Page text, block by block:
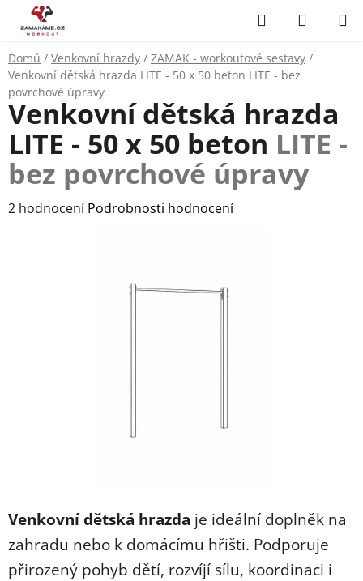
Přejít
obsah
Hledat
KOŠÍK
Domů / Venkovní hrazdy / ZAMAK - workoutové sestavy /
Venkovní dětská hrazda LITE - 50 x 50 beton LITE - bez
povrchové úpravy
Venkovní dětská hrazda je ideální doplněk na
zahradu nebo k domácímu hřišti. Podporuje
přirozený pohyb dětí, rozvíjí sílu, koordinaci i
Venkovní dětská hrazda
LITE - 50 x 50 beton LITE -
bez povrchové úpravy
Průměrné
2 hodnocení Podrobnosti hodnocení